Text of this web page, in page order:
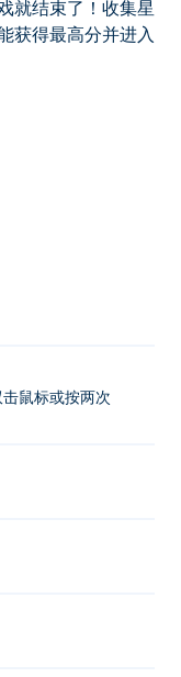
就结束了！收集星
获得最高分并进入
额外的高度。平台
间 - 但不要等待太
就结束了！收集星
段跳！
鼠标或按两次